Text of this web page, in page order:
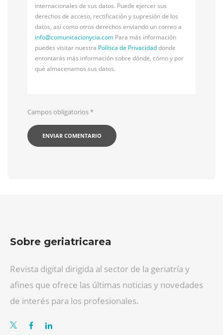
internacionales de sus datos. Puede ejercer sus
derechos de acceso, rectificación y supresión de los
datos, así como otros derechos enviando un correo a
info@comunicacionycia.com Para más información
puedes visitar nuestra Política de Privacidaddonde
entontarás más información sobre dónde, cómo y por
qué almacenamos sus datos.
Campos obligatorios*
Sobre geriatricarea
Revista digital dirigida al sector de la geriatría y
afines que ofrece las últimas noticias y novedades
de interés para los profesionales.